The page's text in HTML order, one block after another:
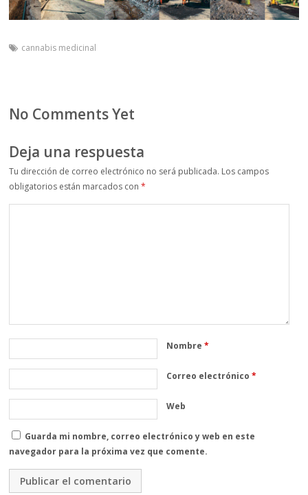
cannabis medicinal
No Comments Yet
Deja una respuesta
Tu dirección de correo electrónico no será publicada. Los campos
obligatorios están marcados con*
Nombre*
Correo electrónico*
Web
Guarda mi nombre, correo electrónico y web en este
navegador para la próxima vez que comente.